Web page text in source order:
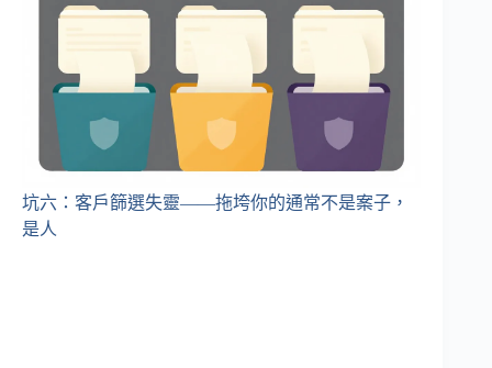
坑六：客戶篩選失靈——拖垮你的通常不是案子，
是人